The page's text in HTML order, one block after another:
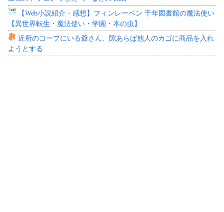
【Web小説紹介・感想】フィンレーベン 千年図書館の魔法使い
【異世界転生・魔法使い・学園・本の虫】
近所のコープにいる爺さん、隙あらば他人のカゴに商品を入れ
ようとする